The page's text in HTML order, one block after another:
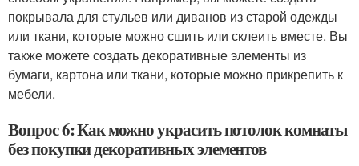
покрывала для стульев или диванов из старой одежды
или ткани, которые можно сшить или склеить вместе. Вы
также можете создать декоративные элементы из
бумаги, картона или ткани, которые можно прикрепить к
мебели.
Вопрос 6: Как можно украсить потолок комнаты
без покупки декоративных элементов